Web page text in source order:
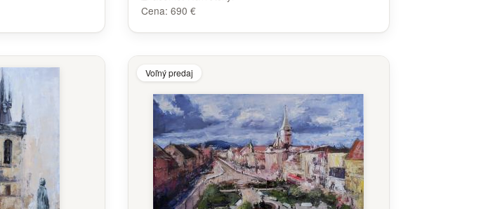
Cena: 690 €
Voľný predaj